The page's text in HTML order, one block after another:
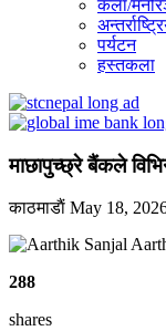
कला/
पर्यटन
हस्तकला
माछापुच्छ्रे बैंकले
काठमाडाैं May 18,
288
shares